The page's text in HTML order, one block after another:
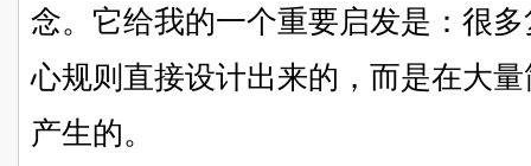
念。它给我的一个重要启发是：很
心规则直接设计出来的，而是在大
产生的。